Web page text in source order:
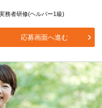
務者研修(ヘルパー1級)
応募画面へ進む